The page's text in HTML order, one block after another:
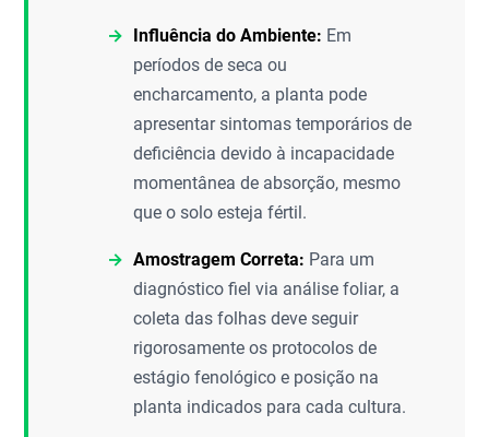
Influência do Ambiente: Em
períodos de seca ou
encharcamento, a planta pode
apresentar sintomas temporários de
deficiência devido à incapacidade
momentânea de absorção, mesmo
que o solo esteja fértil.
Amostragem Correta: Para um
diagnóstico fiel via análise foliar, a
coleta das folhas deve seguir
rigorosamente os protocolos de
estágio fenológico e posição na
planta indicados para cada cultura.